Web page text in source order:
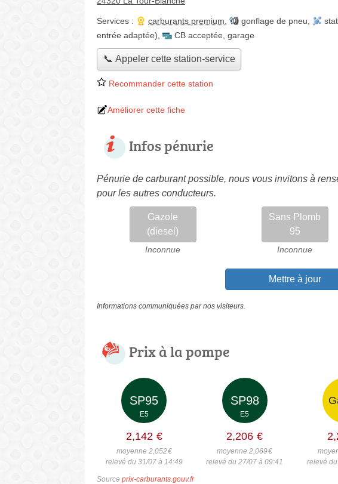
Services : carburants premium gonflage de pneu
entrée adaptée)
CB acceptée garage
📞 Appeler cette station-service
Recommander cette station
Améliorer cette fiche
Infos pénurie
Pénurie de carburant possible, nous vous invitons à
pour les autres conducteurs.
Gazole
(diesel)
Inconnue
Sans Plomb
95
Inconnue
Mettre à jour
Informations communiquées par nos visiteurs.
Prix à la pompe
SP95
E5
2,142 €
moyenne 2,052€
relevé du 31/07 à 14:49
SP98
E5
2,206 €
moyenne 2,069€
relevé du 27/07 à 09:41
relevé
Source prix-carburants.gouv.fr